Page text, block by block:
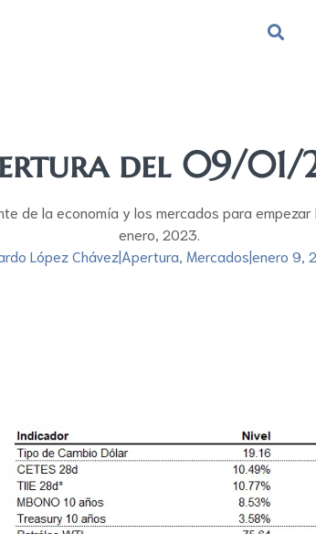
del 09/01/
de la economía y los mercados para
enero, 2023.
López Chávez|Apertura Mercados|enero 9,